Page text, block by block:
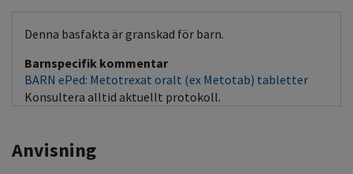
Denna basfakta är granskad för barn.
Barnspecifik kommentar
BARN ePed: Metotrexat oralt (ex Metotab) tabletter
Konsultera alltid aktuellt protokoll.
Anvisning